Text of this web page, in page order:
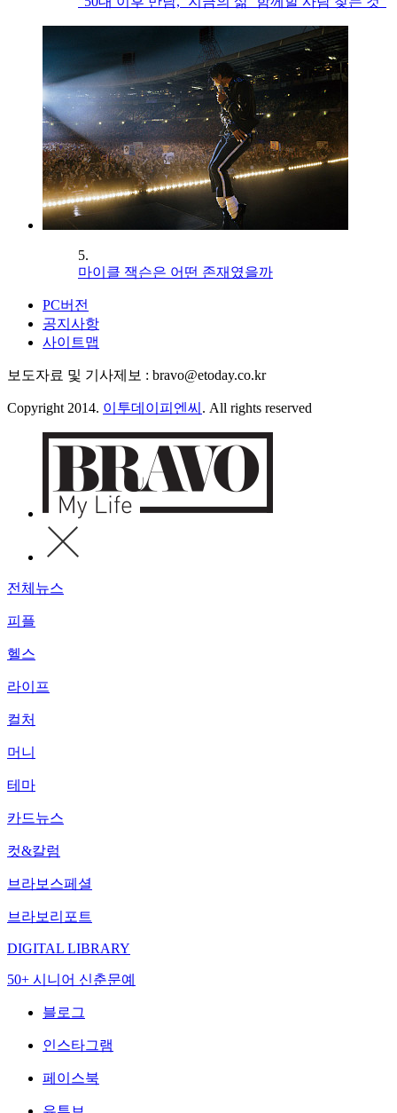
5.
마이클 잭슨은 어떤 존재였을까
PC버전
공지사항
사이트맵
보도자료 및 기사제보 : bravo@etoday.co.kr
Copyright 2014. 이투데이피엔씨 . All rights reserved
전체뉴스
피플
헬스
라이프
컬처
머니
테마
카드뉴스
컷&칼럼
브라보스페셜
브라보리포트
DIGITAL LIBRARY
50+ 시니어 신춘문예
블로그
인스타그램
페이스북